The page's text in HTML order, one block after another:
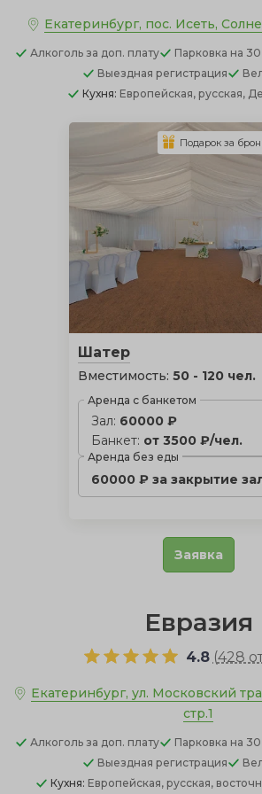
Екатеринбург, пос. Исеть,
Алкоголь за доп. плату Парковка на
Выездная регистрация
Кухня: Европейская, русская,
Шатер
Вместимость: 50 - 120 чел.
Аренда с банкетом
Зал: 60000 ₽
Банкет: от 3500 ₽/чел.
Аренда без еды
60000 ₽ за закрытие
Подарок за
Заявка
Евразия
4.8 (428
Екатеринбург, ул. Московский
стр.1
Алкоголь за доп. плату Парковка на
Выездная регистрация
Кухня: Европейская, русская,